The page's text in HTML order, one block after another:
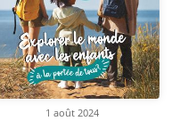
1 août 2024